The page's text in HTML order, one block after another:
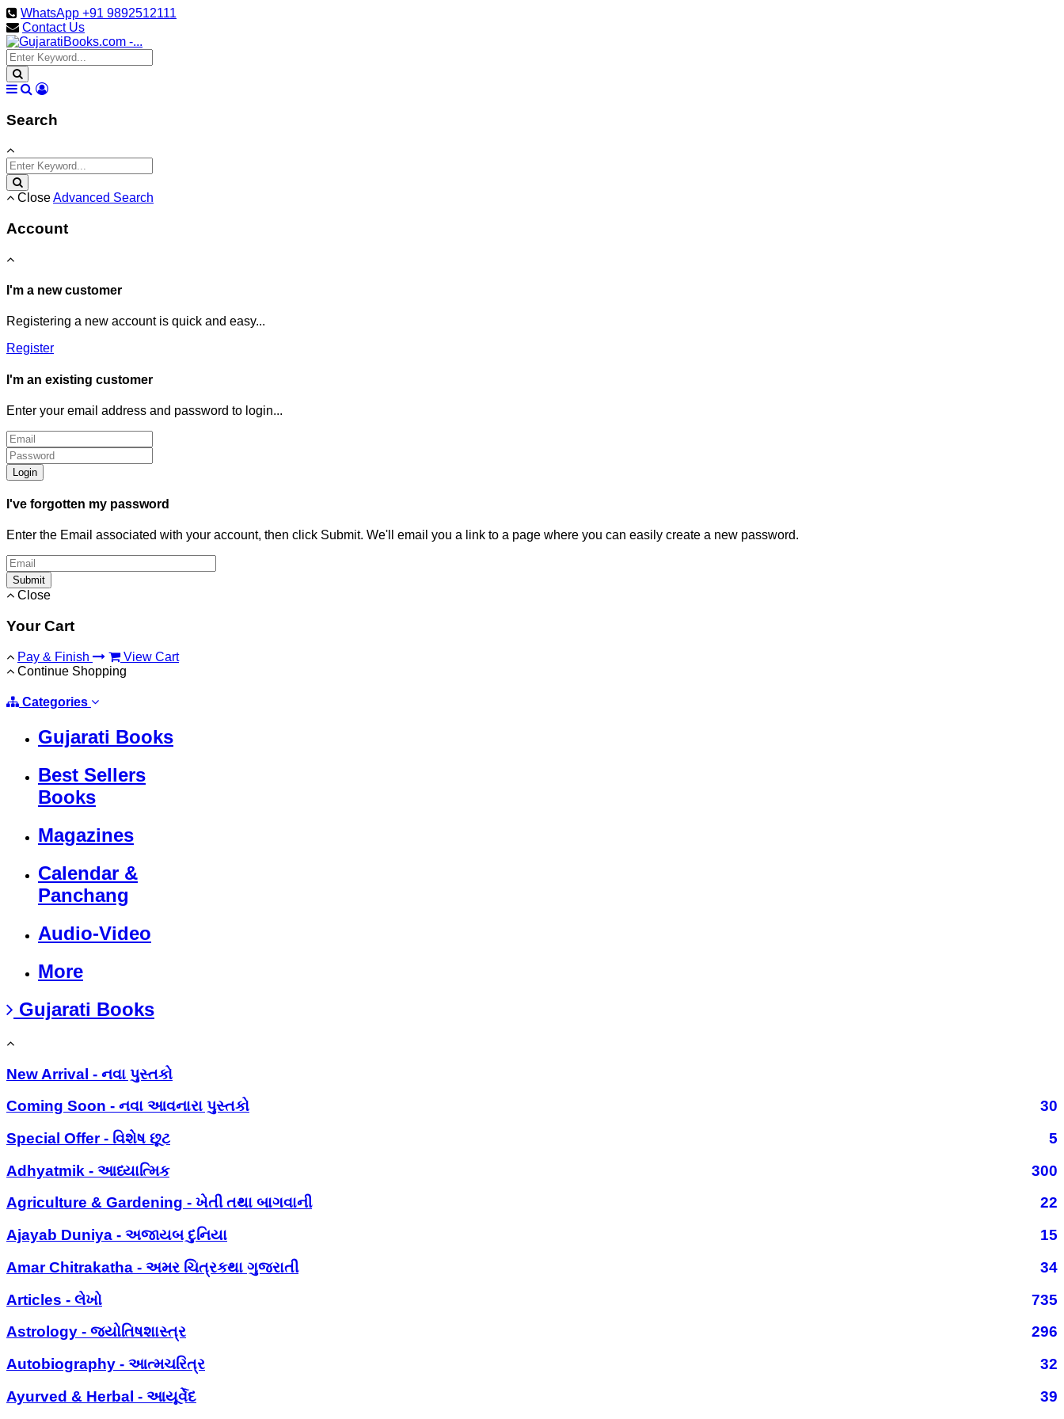
WhatsApp +91 9892512111
Contact Us
Search
CloseAdvanced Search
Account
I'm a new customer
Registering a new account is quick and easy...
Register
I'm an existing customer
Enter your email address and password to login...
Login
I've forgotten my password
Enter the Email associated with your account, then click Submit. We'll email you a link to a page where you can easily create a new password.
Submit
Close
Your Cart
Pay & Finish
View Cart
Continue Shopping
Categories
Gujarati Books
Best Sellers
Books
Magazines
Calendar &
Panchang
Audio-Video
More
Gujarati Books
New Arrival - નવા પુસ્તકો
Coming Soon - નવા આવનારા પુસ્તકો
30
Special Offer - વિશેષ છૂટ
5
Adhyatmik - આધ્યાત્મિક
300
Agriculture & Gardening - ખેતી તથા બાગવાની
22
Ajayab Duniya - અજાયબ દુનિયા
15
Amar Chitrakatha - અમર ચિત્રકથા ગુજરાતી
34
Articles - લેખો
735
Astrology - જ્યોતિષશાસ્ત્ર
296
Autobiography - આત્મચરિત્ર
32
Ayurved & Herbal - આયૂર્વેદ
39